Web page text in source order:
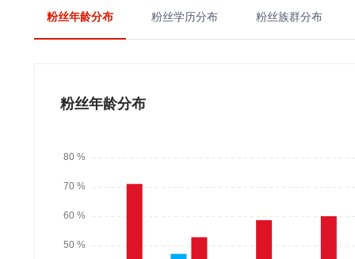
粉丝年龄分布 粉丝学历分布 粉丝族群分布
粉丝年龄分布